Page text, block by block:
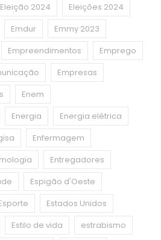
Eleição 2024
Eleições 2024
Emdur
Emmy 2023
Empreendimentos
Emprego
Empresas
Enem
Energia
Energia elétrica
Enfermagem
Entregadores
Espigão d'Oeste
Estados Unidos
Estilo de vida
estrabismo